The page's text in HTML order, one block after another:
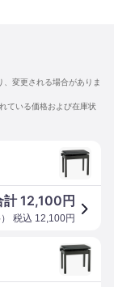
変更される場合がありま
ている価格および在庫状
計12,100 円
） 税込 12,100円